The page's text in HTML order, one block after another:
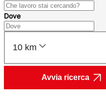
Dove
10 km
Avvia ricerca